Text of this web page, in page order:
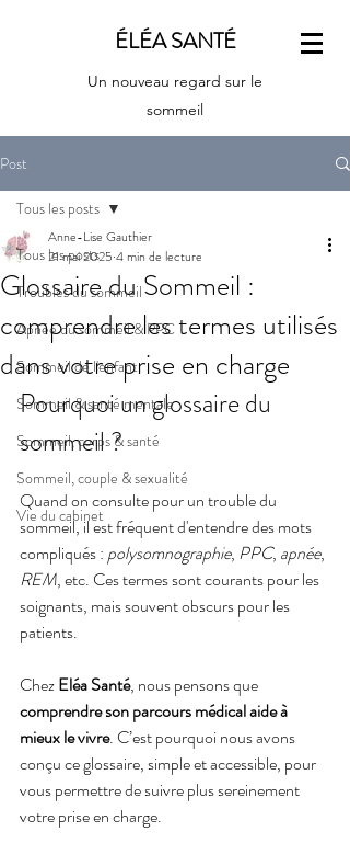
ÉLÉA SANTÉ
Un nouveau regard sur le
sommeil
Post
Tous les posts
Troubles du sommeil
Apnée du sommeil & PPC
Sommeil de l'enfant
Sommeil & santé mentale
Sommeil, corps & santé
Sommeil, couple & sexualité
Vie du cabinet
Tous les posts
Glossaire du Sommeil :
comprendre les termes utilisés
dans votre prise en charge
Anne-Lise Gauthier
21 mai 2025 4 min de lecture
Pourquoi un glossaire du
sommeil ?
Quand on consulte pour un trouble du
sommeil, il est fréquent d'entendre des mots
compliqués : polysomnographie, PPC, apnée,
REM, etc. Ces termes sont courants pour les
soignants, mais souvent obscurs pour les
patients.
Chez Eléa Santé, nous pensons que
comprendre son parcours médical aide à
mieux le vivre. C’est pourquoi nous avons
conçu ce glossaire, simple et accessible, pour
vous permettre de suivre plus sereinement
votre prise en charge.